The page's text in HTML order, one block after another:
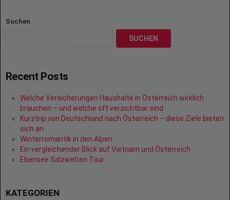
Suchen
SUCHEN
Recent Posts
Welche Versicherungen Haushalte in Österreich wirklich
brauchen – und welche oft verzichtbar sind
Kurztrip von Deutschland nach Österreich – diese Ziele bieten
sich an
Winterromantik in den Alpen
Ein vergleichender Blick auf Vietnam und Österreich
Ebensee Salzwelten Tour
KATEGORIEN